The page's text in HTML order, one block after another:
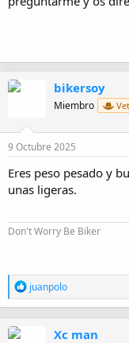
bikersoy
Miembro
9 Octubre 2025
Eres peso pesado y
unas ligeras.
Don't Worry Be Biker
R
e
a
juanpolo
Xc man